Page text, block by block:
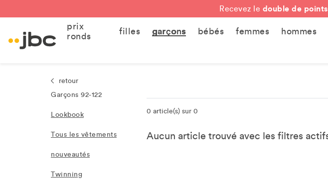
Recevez le double de
prix
ronds
filles garçons bébés femmes hommes
retour
Garçons 92-122
Lookbook
Tous les vêtements
nouveautés
Twinning
0 article(s) sur 0
Aucun article trouvé avec les filtres